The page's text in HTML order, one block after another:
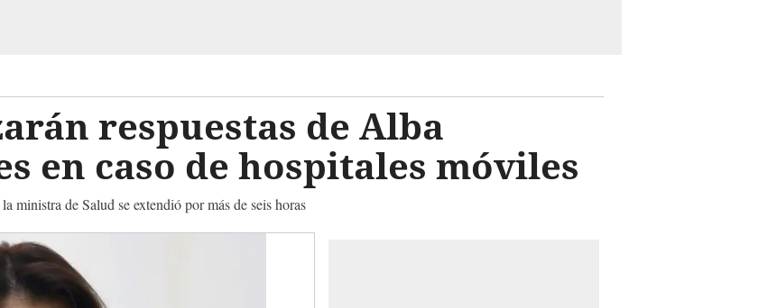
respuestas de Alba
en caso de hospitales móviles
ministra de Salud se extendió por más de seis horas